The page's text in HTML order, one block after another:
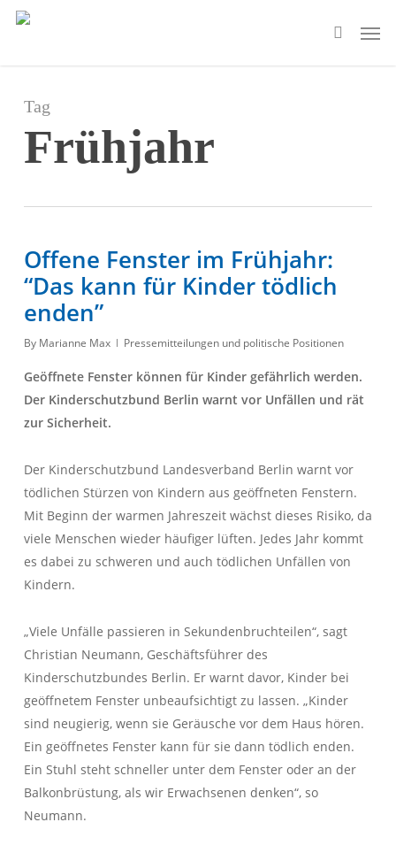
Skip
search
Tag
Frühjahr
Offene Fenster im Frühjahr:
“Das kann für Kinder tödlich
enden”
By Marianne Max Pressemitteilungen und politische Positionen
Geöffnete Fenster können für Kinder gefährlich werden.
Der Kinderschutzbund Berlin warnt vor Unfällen und rät
zur Sicherheit.
Der Kinderschutzbund Landesverband Berlin warnt vor
tödlichen Stürzen von Kindern aus geöffneten Fenstern.
Mit Beginn der warmen Jahreszeit wächst dieses Risiko, da
viele Menschen wieder häufiger lüften. Jedes Jahr kommt
es dabei zu schweren und auch tödlichen Unfällen von
Kindern.
„Viele Unfälle passieren in Sekundenbruchteilen“, sagt
Christian Neumann, Geschäftsführer des
Kinderschutzbundes Berlin. Er warnt davor, Kinder bei
geöffnetem Fenster unbeaufsichtigt zu lassen. „Kinder
sind neugierig, wenn sie Geräusche vor dem Haus hören.
Ein geöffnetes Fenster kann für sie dann tödlich enden.
Ein Stuhl steht schneller unter dem Fenster oder an der
Balkonbrüstung, als wir Erwachsenen denken“, so
Neumann.